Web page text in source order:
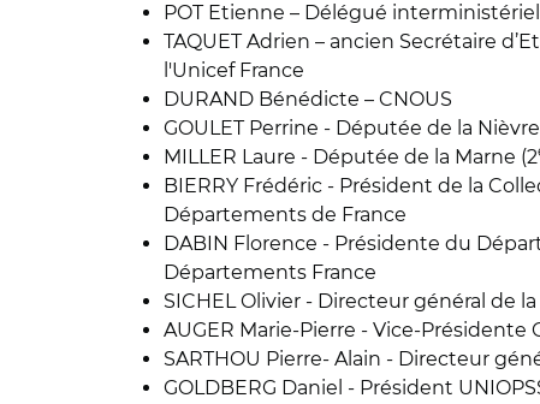
POT Etienne – Délégué
TAQUET Adrien – ancien Secrétaire
l'Unicef France
DURAND Bénédicte – CNOUS
GOULET Perrine - Députée de la Nièvre
MILLER Laure - Députée de la Marne (2
BIERRY Frédéric - Président de la
Départements de France
DABIN Florence - Présidente du
Départements France
SICHEL Olivier - Directeur général de
AUGER Marie-Pierre - Vice-Présidente
SARTHOU Pierre- Alain - Directeur
GOLDBERG Daniel - Président